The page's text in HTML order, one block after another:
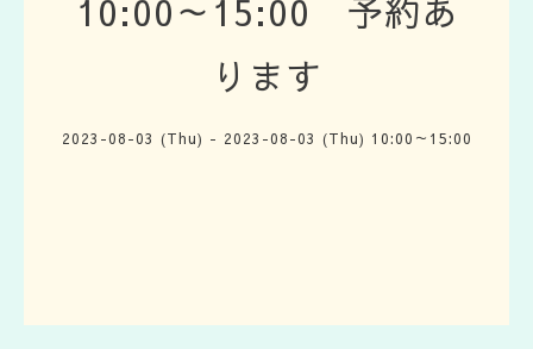
10:00～15:00 予約あ
ります
2023-08-03 (Thu) - 2023-08-03 (Thu) 10:00～15:00